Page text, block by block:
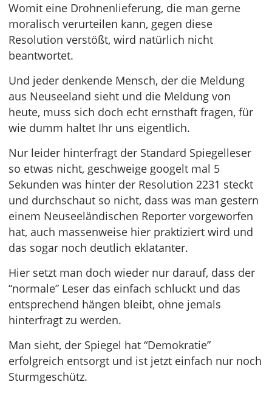
Womit eine Drohnenlieferung, die man gerne
moralisch verurteilen kann, gegen diese
Resolution verstößt, wird natürlich nicht
beantwortet.
Und jeder denkende Mensch, der die Meldung
aus Neuseeland sieht und die Meldung von
heute, muss sich doch echt ernsthaft fragen, für
wie dumm haltet Ihr uns eigentlich.
Nur leider hinterfragt der Standard Spiegelleser
so etwas nicht, geschweige googelt mal 5
Sekunden was hinter der Resolution 2231 steckt
und durchschaut so nicht, dass was man gestern
einem Neuseeländischen Reporter vorgeworfen
hat, auch massenweise hier praktiziert wird und
das sogar noch deutlich eklatanter.
Hier setzt man doch wieder nur darauf, dass der
“normale” Leser das einfach schluckt und das
entsprechend hängen bleibt, ohne jemals
hinterfragt zu werden.
Man sieht, der Spiegel hat “Demokratie”
erfolgreich entsorgt und ist jetzt einfach nur noch
Sturmgeschütz.